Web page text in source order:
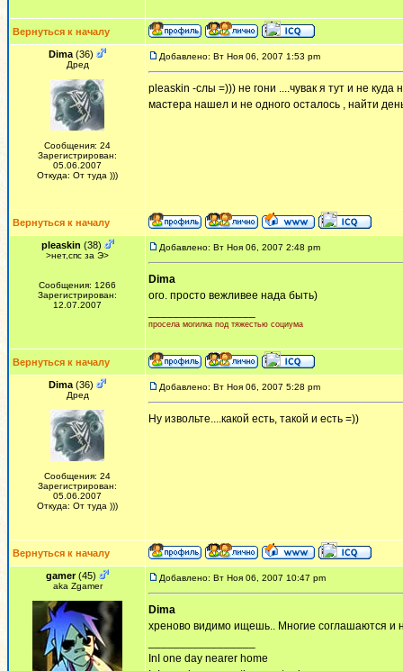
Вернуться к началу
Dima (36)
Дред
Сообщения: 24
Зарегистрирован:
05.06.2007
Откуда: От туда )))
Добавлено: Вт Ноя 06, 2007 1:53 pm
pleaskin -слы =))) не гони ....чувак я тут и не
мастера нашел и не одного осталось , найти
Вернуться к началу
pleaskin (38)
>нет,спс за Э>
Сообщения: 1266
Зарегистрирован:
12.07.2007
Добавлено: Вт Ноя 06, 2007 2:48 pm
Dima
ого. просто вежливее нада быть)
просела могилка под тяжестью социума
Вернуться к началу
Dima (36)
Дред
Сообщения: 24
Зарегистрирован:
05.06.2007
Откуда: От туда )))
Добавлено: Вт Ноя 06, 2007 5:28 pm
Ну извольте....какой есть, такой и есть =))
Вернуться к началу
gamer(45)
aka Zgamer
Добавлено: Вт Ноя 06, 2007 10:47 pm
Dima
хреново видимо ищешь.. Многие соглашаются и
InI one day nearer home